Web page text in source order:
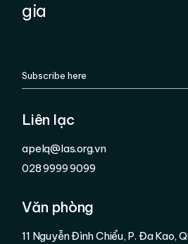
gia
Liên lạc
apelq@las.org.vn
028 9999 9099
Văn phòng
11 Nguyễn Đình Chiểu, P. Đa Kao,